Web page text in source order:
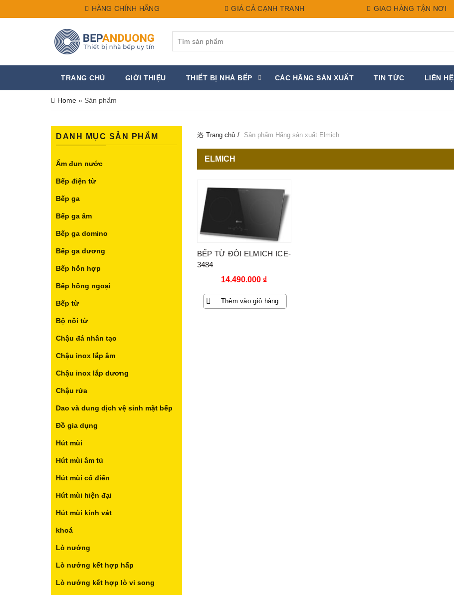
HÀNG CHÍNH HÃNG GIÁ CẢ CẠNH TRANH GIAO HÀNG TẬN NƠI
TRANG CHỦ GIỚI THIỆU THIẾT BỊ NHÀ BẾP CÁC HÃNG SẢN XUẤT TIN TỨC LIÊN HỆ
Home » Sản phẩm
Trang chủ Sản phẩm Hãng sản xuấtElmich
ELMICH
BẾP TỪ ĐÔI ELMICH ICE-
3484
14.490.000 ₫
Thêm vào giỏ hàng
DANH MỤC SẢN PHẨM
Ấm đun nước
Bếp điện từ
Bếp ga
Bếp ga âm
Bếp ga domino
Bếp ga dương
Bếp hỗn hợp
Bếp hồng ngoại
Bếp từ
Bộ nồi từ
Chậu đá nhân tạo
Chậu inox lắp âm
Chậu inox lắp dương
Chậu rửa
Dao và dung dịch vệ sinh mặt bếp
Đồ gia dụng
Hút mùi
Hút mùi âm tủ
Hút mùi cổ điển
Hút mùi hiện đại
Hút mùi kính vát
khoá
Lò nướng
Lò nướng kết hợp hấp
Lò nướng kết hợp lò vi song